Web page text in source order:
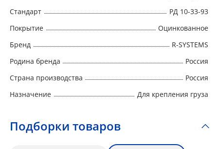
Стандарт
РД 10-33-93
Покрытие
Оцинкованное
Бренд
R-SYSTEMS
Родина бренда
Россия
Страна производства
Россия
Назначение
Для крепления груза
Подборки товаров